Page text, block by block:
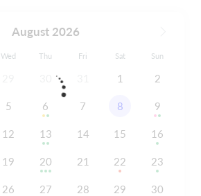
August 2026
Wed Thu Fri Sat Sun
1 2
5 6 7 8 9
12 13 14 15 16
19 20 21 22 23
26 27 28 29 30